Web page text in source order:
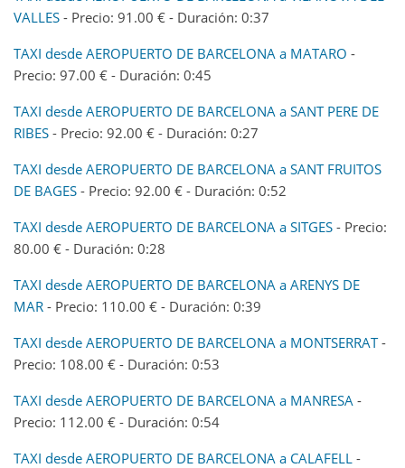
VALLES - Precio: 91.00 € - Duración: 0:37
TAXI desde AEROPUERTO DE BARCELONA a MATARO -
Precio: 97.00 € - Duración: 0:45
TAXI desde AEROPUERTO DE BARCELONA a SANT PERE DE
RIBES - Precio: 92.00 € - Duración: 0:27
TAXI desde AEROPUERTO DE BARCELONA a SANT FRUITOS
DE BAGES - Precio: 92.00 € - Duración: 0:52
TAXI desde AEROPUERTO DE BARCELONA a SITGES - Precio:
80.00 € - Duración: 0:28
TAXI desde AEROPUERTO DE BARCELONA a ARENYS DE
MAR - Precio: 110.00 € - Duración: 0:39
TAXI desde AEROPUERTO DE BARCELONA a MONTSERRAT-
Precio: 108.00 € - Duración: 0:53
TAXI desde AEROPUERTO DE BARCELONA a MANRESA -
Precio: 112.00 € - Duración: 0:54
TAXI desde AEROPUERTO DE BARCELONA a CALAFELL -